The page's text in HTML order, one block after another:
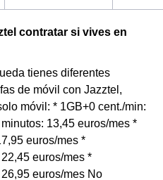
contratar si vives en
tienes diferentes
de móvil con Jazztel,
móvil: * 1GB+0 cent./min:
13,45 euros/mes *
euros/mes *
euros/mes *
euros/mes No